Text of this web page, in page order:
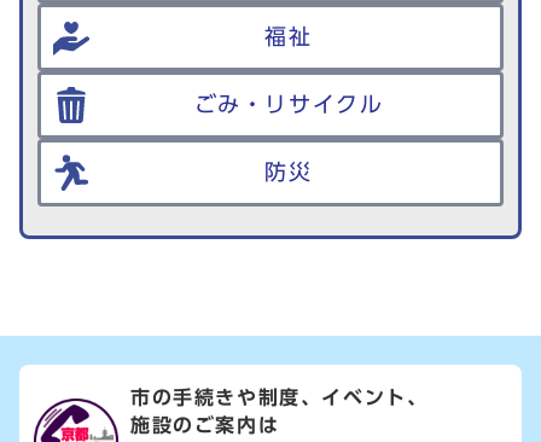
福祉
ごみ・リサイクル
防災
市の手続きや制度、イベント、
施設のご案内は